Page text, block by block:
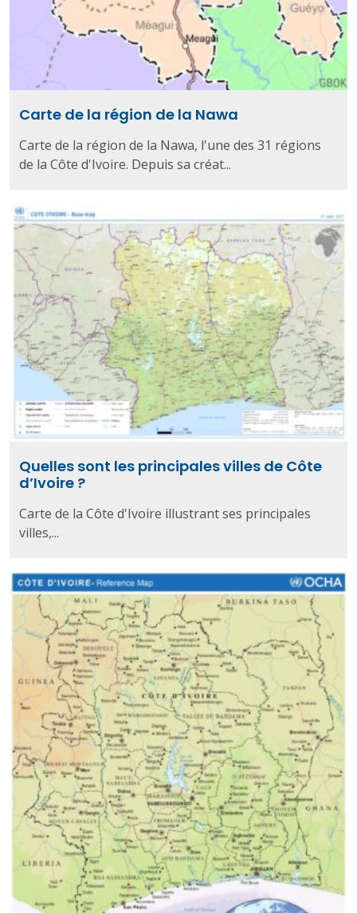
Carte de la région de la Nawa
Carte de la région de la Nawa, l'une des 31 régions
de la Côte d'Ivoire. Depuis sa créat...
Quelles sont les principales villes de Côte
d’Ivoire ?
Carte de la Côte d'Ivoire illustrant ses principales
villes,...